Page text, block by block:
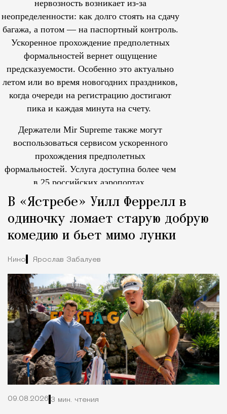
нервозность возникает из-за
неопределенности: как долго стоять на сдачу
багажа, а потом — на паспортный контроль.
Ускоренное прохождение предполетных
формальностей вернет ощущение
предсказуемости. Особенно это актуально
летом или во время новогодних праздников,
когда очереди на регистрацию достигают
пика и каждая минута на счету.
Держатели Mir Supreme также могут
воспользоваться сервисом ускоренного
прохождения предполетных
формальностей. Услуга доступна более чем
в 25 российских аэропортах.
В «Ястребе» Уилл Феррелл в
одиночку ломает старую добрую
комедию и бьет мимо лунки
Кино Ярослав Забалуев
09.08.2026 3 мин. чтения